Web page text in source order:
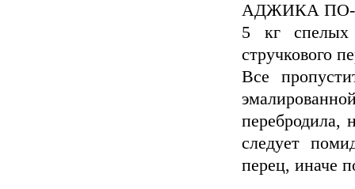
АДЖИКА
5 кг спелых
стручкового
Все
перебродила,
следует
перец, иначе